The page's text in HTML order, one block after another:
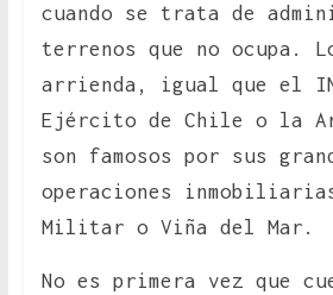
cuando se trata de
terrenos que no ocupa.
arrienda, igual que el
Ejército de Chile o la
son famosos por sus
operaciones
Militar o Viña del Mar.
No es primera vez que